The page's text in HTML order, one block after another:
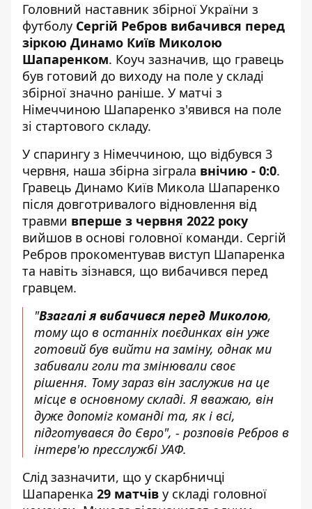
Головний наставник збірної України з
футболу Сергій Ребров вибачився перед
зіркою Динамо Київ Миколою
Шапаренком. Коуч зазначив, що гравець
був готовий до виходу на поле у складі
збірної значно раніше. У матчі з
Німеччиною Шапаренко з'явився на поле
зі стартового складу.
У спарингу з Німеччиною, що відбувся 3
червня, наша збірна зіграла внічию - 0:0.
Гравець Динамо Київ Микола Шапаренко
після довготривалого відновлення від
травми вперше з червня 2022 року
вийшов в основі головної команди. Сергій
Ребров прокоментував виступ Шапаренка
та навіть зізнався, що вибачився перед
гравцем.
"Взагалі я вибачився перед Миколою,
тому що в останніх поєдинках він уже
готовий був вийти на заміну, однак ми
забивали голи та змінювали своє
рішення. Тому зараз він заслужив на це
місце в основному складі.Я вважаю, він
дуже допоміг команді та, як і всі,
підготувався до Євро", - розповів Ребров в
інтерв'ю пресслужбі УАФ.
Слід зазначити, що у скарбничці
Шапаренка 29 матчів у складі головної